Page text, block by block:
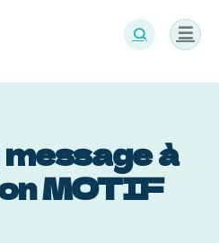
à
MOTIF